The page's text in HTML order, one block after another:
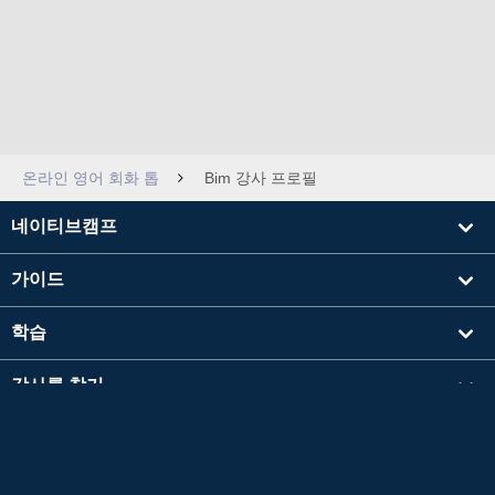
온라인 영어 회화 톱 Bim 강사 프로필
네이티브캠프
가이드
학습
강사를 찾기